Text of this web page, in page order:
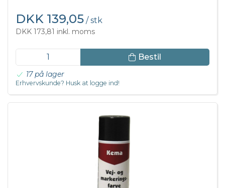
DKK 139,05 / stk
DKK 173,81 inkl. moms
Bestil
17 på lager
Erhvervskunde? Husk at logge ind!